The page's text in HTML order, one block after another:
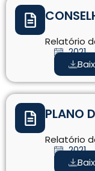
Relatório
2021
PLANO
Relatório
2021